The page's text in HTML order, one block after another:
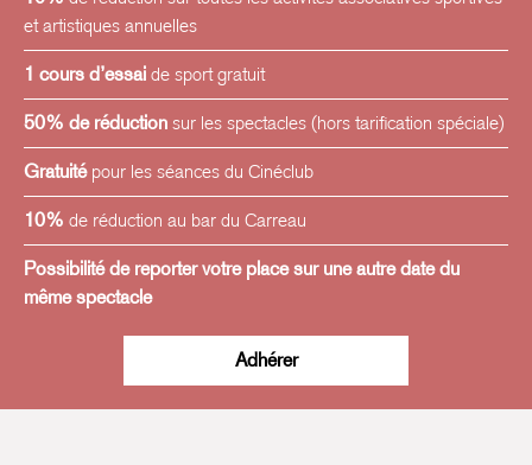
Notes de dégustation: Une bulle crémeuse et
énergisante, issue d'une parcelle de calcaires
sédimentaires exposée plein sud, en Bourgogne sud.
Comme une sirène extrêmement sensuelle,
voluptueusement installée sur un rocher au soleil, et
dotée d'une queue à propulsion turbo max ultra-tunée.
L’illustration est signée@mariecasays.
Cette cuvée a permis de récolter 104€ au profit de
et artistiques annuelles
1 cours d’essai de sport gratuit
50% de réduction sur les spectacles (hors tarification spéciale)
Gratuitépour les séances du Cinéclub
10% de réduction au bar du Carreau
Possibilité de reporter votre place sur une autre date du
même spectacle
Adhérer